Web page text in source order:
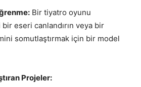
Bir tiyatro oyunu
eseri canlandırın veya bir
somutlaştırmak için bir model
Projeler: